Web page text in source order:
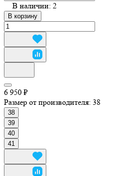
В наличии: 2
В корзину
6 950 ₽
Размер от производителя: 38
38
39
40
41